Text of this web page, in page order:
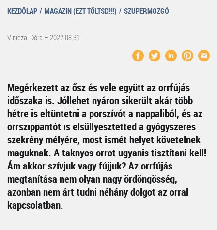
KEZDŐLAP MAGAZIN (EZT TÖLTSD!!!) SZUPERMOZGÓ
Viniczai Dóra – 2022.08.31.
Megérkezett az ősz és vele együtt az orrfújás
időszaka is. Jóllehet nyáron sikerült akár több
hétre is eltüntetni a porszívót a nappaliból, és az
orrszippantót is elsüllyesztetted a gyógyszeres
szekrény mélyére, most ismét helyet követelnek
maguknak. A taknyos orrot ugyanis tisztítani kell!
Ám akkor szívjuk vagy fújjuk? Az orrfújás
megtanítása nem olyan nagy ördöngösség,
azonban nem árt tudni néhány dolgot az orral
kapcsolatban.